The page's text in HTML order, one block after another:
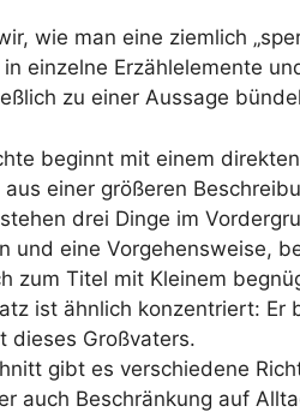
wie man eine ziemlich
einzelne Erzählelemente
zu einer Aussage
beginnt mit einem
aus einer größeren
drei Dinge im
und eine Vorgehensweise,
zum Titel mit Kleinem
ist ähnlich konzentriert: Er
dieses Großvaters.
gibt es verschiedene
auch Beschränkung auf